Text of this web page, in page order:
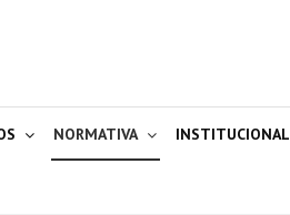
NORMATIVA INSTITUCIONAL